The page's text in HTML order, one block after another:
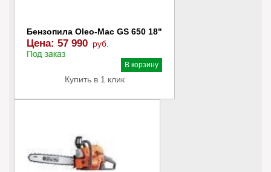
Бензопила Oleo-Mac GS 650 18"
Цена: 57 990 руб.
В корзину
Купить в 1 клик